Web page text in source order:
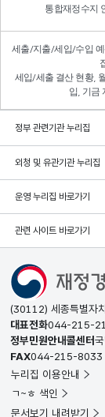
통합재정수지
세출/지출/세입/수입
세입/세출 결산 현황,
입, 기금
정부 관련기관 누리집
외청 및 유관기관 누리집
운영 누리집 바로가기
관련 사이트 바로가기
(30112) 세종특별자
대표전화044-215-
정부민원안내콜센터
FAX044-215-8033
누리집 이용안내
ㄱ~ㅎ 색인
문서보기 내려받기